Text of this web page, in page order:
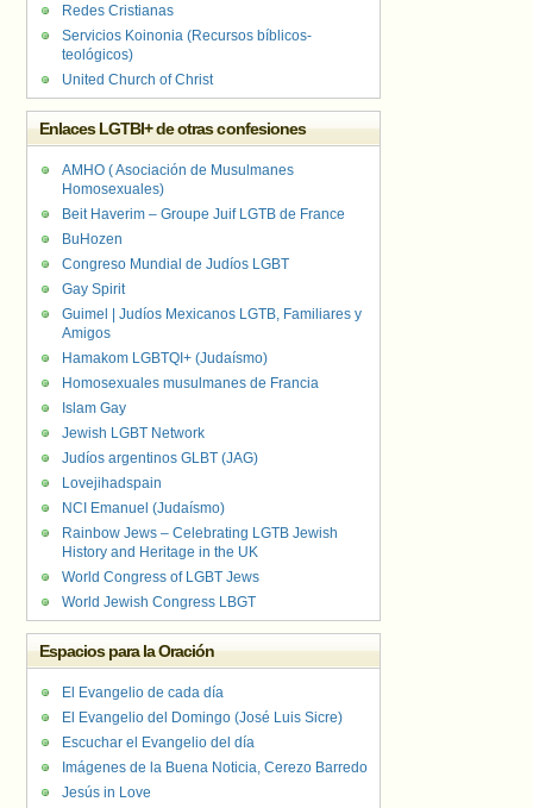
Redes Cristianas
Servicios Koinonia (Recursos bíblicos-
teológicos)
United Church of Christ
Enlaces LGTBI+ de otras confesiones
AMHO ( Asociación de Musulmanes
Homosexuales)
Beit Haverim – Groupe Juif LGTB de France
BuHozen
Congreso Mundial de Judíos LGBT
Gay Spirit
Guimel | Judíos Mexicanos LGTB, Familiares y
Amigos
Hamakom LGBTQI+ (Judaísmo)
Homosexuales musulmanes de Francia
Islam Gay
Jewish LGBT Network
Judíos argentinos GLBT (JAG)
Lovejihadspain
NCI Emanuel (Judaísmo)
Rainbow Jews – Celebrating LGTB Jewish
History and Heritage in the UK
World Congress of LGBT Jews
World Jewish Congress LBGT
Espacios para la Oración
El Evangelio de cada día
El Evangelio del Domingo (José Luis Sicre)
Escuchar el Evangelio del día
Imágenes de la Buena Noticia, Cerezo Barredo
Jesús in Love